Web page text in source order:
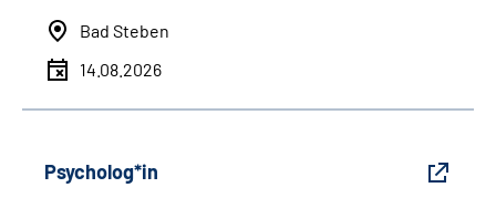
Bad Steben
14.08.2026
Psycholog*in